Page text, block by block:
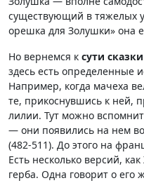
существующий в тяжелых
орешка для Золушки» она
Но вернемся к сути
здесь есть определенные
Например, когда мачеха
те, прикоснувшись к ней,
лилии. Тут можно
— они появились на нем
(482-511). До этого на
Есть несколько версий,
герба. Одна говорит о его